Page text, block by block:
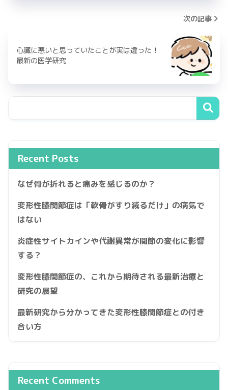
次の記事
心臓に悪いと思っていたことが実は違った！
最新の医学研究
Recent Posts
なぜ骨が折れると痛みを感じるのか？
変形性膝関節症は「軟骨がすり減るだけ」の病気で
はない
炎症性サイトカインや代謝異常が関節の変化に影響
する？
変形性膝関節症の、これから期待される最新治療と
研究の展望
最新研究から分かってきた変形性膝関節症との付き
合い方
Recent Comments